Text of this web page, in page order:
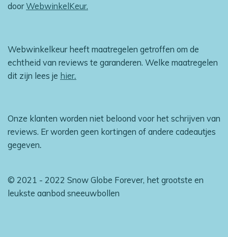
doorWebwinkelKeur.
Webwinkelkeur heeft maatregelen getroffen om de
echtheid van reviews te garanderen. Welke maatregelen
dit zijn lees je hier.
Onze klanten worden niet beloond voor het schrijven van
reviews. Er worden geen kortingen of andere cadeautjes
gegeven.
© 2021 - 2022 Snow Globe Forever, het grootste en
leukste aanbod sneeuwbollen